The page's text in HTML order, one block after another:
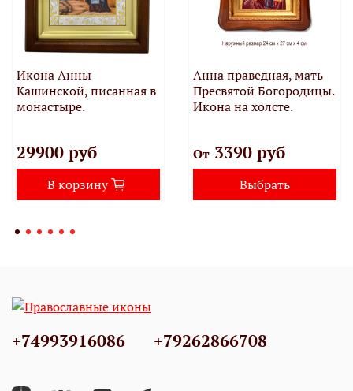
Икона Анны
Кашинской, писанная в
монастыре.
29900 руб
В корзину
Анна праведная, мать
Пресвятой Богородицы.
Икона на холсте.
От3390 руб
Выбрать
+74993916086 +79262866708